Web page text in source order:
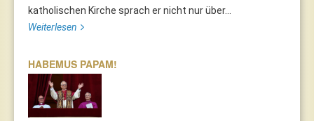
katholischen Kirche sprach er nicht nur über...
Weiterlesen
HABEMUS PAPAM!